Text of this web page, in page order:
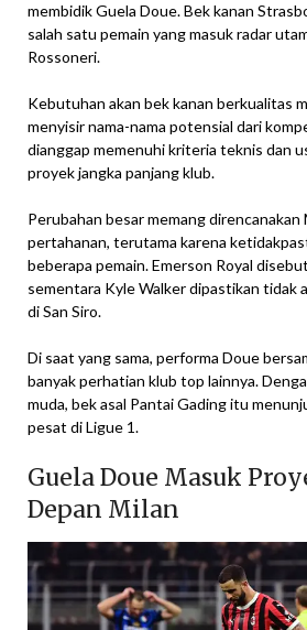
membidik Guela Doue. Bek kanan
salah satu pemain yang masuk radar
Rossoneri.
Kebutuhan akan bek kanan berkualitas
menyisir nama-nama potensial dari
dianggap memenuhi kriteria teknis dan
proyek jangka panjang klub.
Perubahan besar memang direncanakan
pertahanan, terutama karena
beberapa pemain. Emerson Royal
sementara Kyle Walker dipastikan tidak
di San Siro.
Di saat yang sama, performa Doue
banyak perhatian klub top lainnya.
muda, bek asal Pantai Gading itu
pesat di Ligue 1.
Guela Doue Masuk
Depan Milan